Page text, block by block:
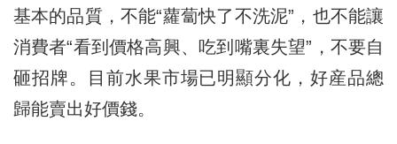
基本的品質，不能“蘿蔔快了不洗泥”，也不能讓
消費者“看到價格高興、吃到嘴裏失望”，不要自
砸招牌。目前水果市場已明顯分化，好産品總
歸能賣出好價錢。